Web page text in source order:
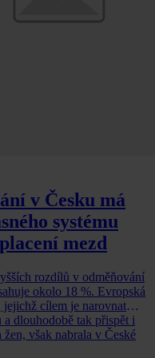
v Česku má
systému
mezd
rozdílů v odměňování
okolo 18 %. Evropská
jejichž cílem je narovnat
dlouhodobě tak přispět i
však nabrala v České